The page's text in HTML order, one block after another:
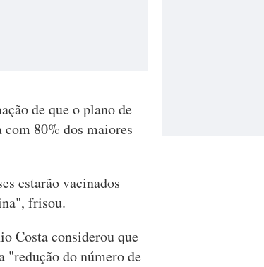
de que o plano de
80% dos maiores
estarão vacinados
frisou.
Costa considerou que
"redução do número de